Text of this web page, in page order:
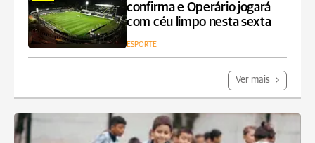
confirma e Operário jogará
com céu limpo nesta sexta
ESPORTE
Ver mais